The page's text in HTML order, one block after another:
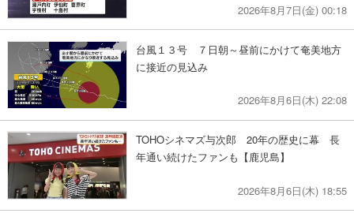
2026年8月7日(金) 00:18
台風１３号 ７日朝～昼前にかけて奄美地方
に接近の見込み
2026年8月6日(木) 22:08
TOHOシネマズ与次郎 20年の歴史に幕 長
年通い続けたファンも【鹿児島】
2026年8月6日(木) 18:55